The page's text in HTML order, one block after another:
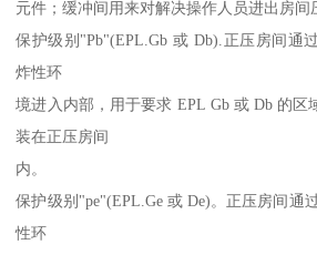
元件；缓冲间用来对解决操作人员进出房间
保护级别"Pb"(EPL.Gb 或 Db).正压房间通
炸性环
境进入内部，用于要求 EPL Gb 或 Db 的区
装在正压房间
内。
保护级别"pe"(EPL.Ge 或 De)。正压房间通
性环